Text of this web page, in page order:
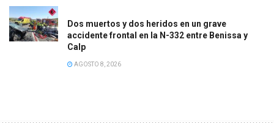
Dos muertos y dos heridos en un grave
accidente frontal en la N-332 entre Benissa y
Calp
AGOSTO 8, 2026